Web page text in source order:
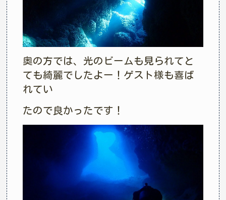
奥の方では、光のビームも見られてと
ても綺麗でしたよー！ゲスト様も喜ば
れてい
たので良かったです！